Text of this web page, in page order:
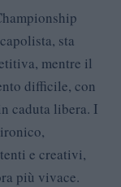
sta
mentre il
difficile, con
caduta libera. I
e creativi,
più vivace.